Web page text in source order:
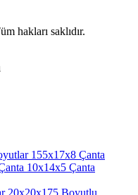
hakları saklıdır.
155x17x8 Çanta
10x14x5 Çanta
20x20x175 Boyutlu